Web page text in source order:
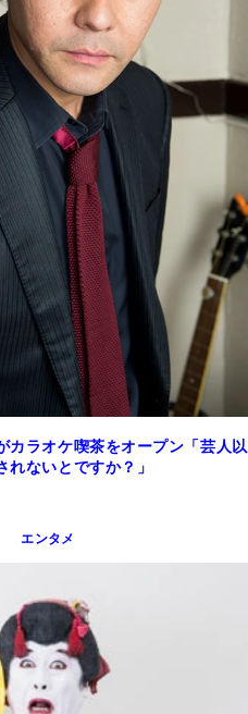
カラオケ喫茶をオープン「芸人以
ないとですか？」
エンタメ